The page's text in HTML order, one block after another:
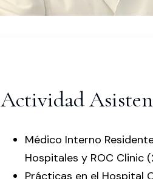
Actividad
Médico Interno
Hospitales y ROC Clinic
Prácticas en el Hospital